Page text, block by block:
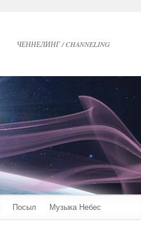
ЧЕННЕЛИНГ / CHANNELING
Посыл Музыка Небес